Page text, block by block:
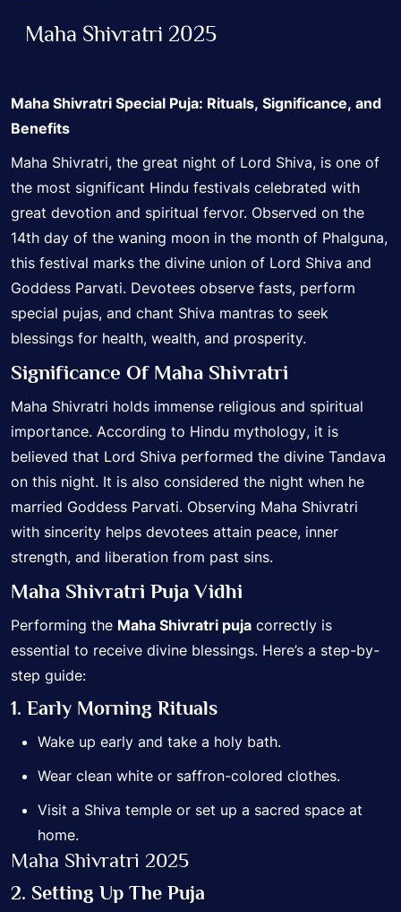
Maha Shivratri 2025
Maha Shivratri Special Puja: Rituals, Significance, and
Benefits
Maha Shivratri, the great night of Lord Shiva, is one of
the most significant Hindu festivals celebrated with
great devotion and spiritual fervor. Observed on the
14th day of the waning moon in the month of Phalguna,
this festival marks the divine union of Lord Shiva and
Goddess Parvati. Devotees observe fasts, perform
special pujas, and chant Shiva mantras to seek
blessings for health, wealth, and prosperity.
Significance Of Maha Shivratri
Maha Shivratri holds immense religious and spiritual
importance. According to Hindu mythology, it is
believed that Lord Shiva performed the divine Tandava
on this night. It is also considered the night when he
married Goddess Parvati. Observing Maha Shivratri
with sincerity helps devotees attain peace, inner
strength, and liberation from past sins.
Maha Shivratri Puja Vidhi
Performing the Maha Shivratri puja correctly is
essential to receive divine blessings. Here’s a step-by-
step guide:
1. Early Morning Rituals
Wake up early and take a holy bath.
Wear clean white or saffron-colored clothes.
Visit a Shiva temple or set up a sacred space at
home.
Maha Shivratri 2025
2. Setting Up The Puja